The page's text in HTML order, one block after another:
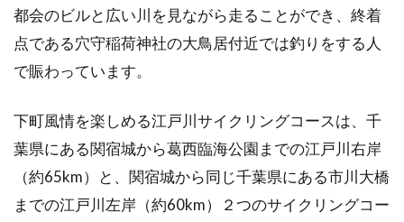
ホイールのハブについている部品のことを知っ
ていますか。スポーツ自転車に乗っている方
は、知っていると思...
ジャイアントのイディオムを改造し
てスポーティにしよう
自転車のメーカーで、とても有名のジャイアン
都会のビルと広い川を見ながら走ることができ、終着
点である穴守稲荷神社の大鳥居付近では釣りをする人
で賑わっています。
下町風情を楽しめる江戸川サイクリングコースは、千
葉県にある関宿城から葛西臨海公園までの江戸川右岸
（約65km）と、関宿城から同じ千葉県にある市川大橋
までの江戸川左岸（約60km）２つのサイクリングコー